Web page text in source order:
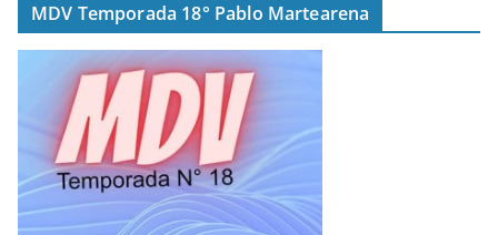
MDV Temporada 18° Pablo Martearena